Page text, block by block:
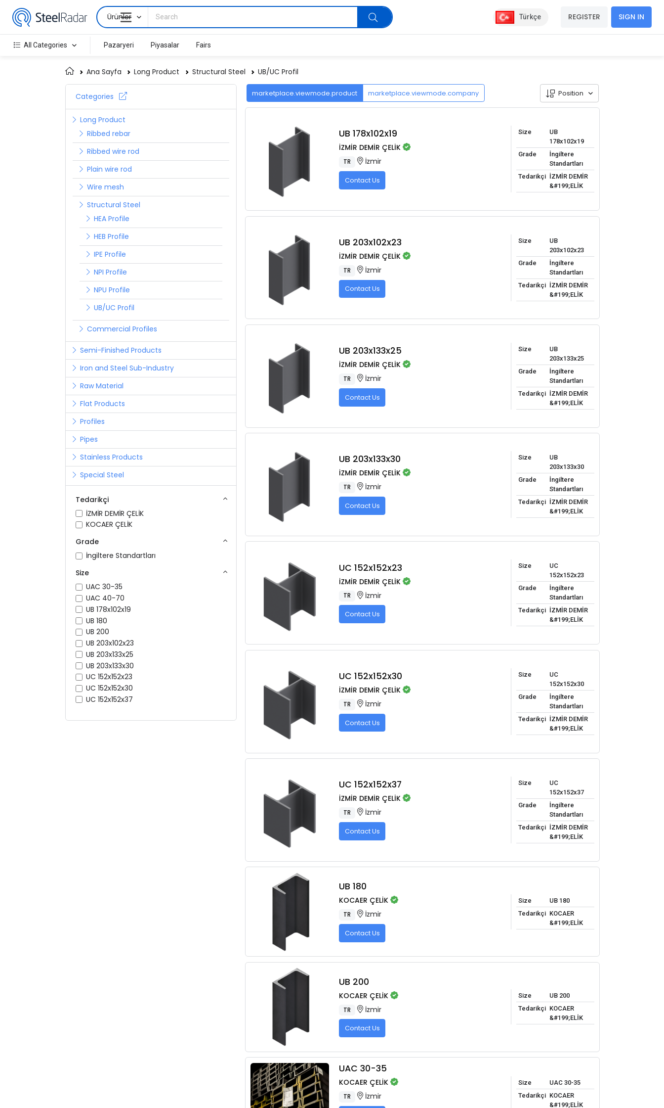
Ürünler Türkçe REGISTER SIGN IN
All Categories Pazaryeri Piyasalar Fairs
Ana Sayfa Long Product Structural Steel UB/UC Profil
Categories
Long Product
Ribbed rebar
Ribbed wire rod
Plain wire rod
Wire mesh
Structural Steel
HEA Profile
HEB Profile
IPE Profile
NPI Profile
NPU Profile
UB/UC Profil
Commercial Profiles
Semi-Finished Products
Iron and Steel Sub-Industry
Raw Material
Flat Products
Profiles
Pipes
Stainless Products
Special Steel
Tedarikçi
İZMİR DEMİR ÇELİK
KOCAER ÇELİK
Grade
İngiltere Standartları
Size
UAC 30-35
UAC 40-70
UB 178x102x19
UB 180
UB 200
UB 203x102x23
UB 203x133x25
UB 203x133x30
UC 152x152x23
UC 152x152x30
UC 152x152x37
marketplace.viewmode.product marketplace.viewmode.company Position
UB 178x102x19
İZMİR DEMİR ÇELİK
TR İzmir
Contact Us
Size
UB
178x102x19
Grade
İngiltere
Standartları
Tedarikçi İZMİR DEMİR
&#199;ELİK
UB 203x102x23
İZMİR DEMİR ÇELİK
TR İzmir
Contact Us
Size
UB
203x102x23
Grade
İngiltere
Standartları
Tedarikçi İZMİR DEMİR
&#199;ELİK
UB 203x133x25
İZMİR DEMİR ÇELİK
TR İzmir
Contact Us
Size
UB
203x133x25
Grade
İngiltere
Standartları
Tedarikçi İZMİR DEMİR
&#199;ELİK
UB 203x133x30
İZMİR DEMİR ÇELİK
TR İzmir
Contact Us
Size
UB
203x133x30
Grade
İngiltere
Standartları
Tedarikçi İZMİR DEMİR
&#199;ELİK
UC 152x152x23
İZMİR DEMİR ÇELİK
TR İzmir
Contact Us
Size
UC
152x152x23
Grade
İngiltere
Standartları
Tedarikçi İZMİR DEMİR
&#199;ELİK
UC 152x152x30
İZMİR DEMİR ÇELİK
TR İzmir
Contact Us
Size
UC
152x152x30
Grade
İngiltere
Standartları
Tedarikçi İZMİR DEMİR
&#199;ELİK
UC 152x152x37
İZMİR DEMİR ÇELİK
TR İzmir
Contact Us
Size
UC
152x152x37
Grade
İngiltere
Standartları
Tedarikçi İZMİR DEMİR
&#199;ELİK
UB 180
KOCAER ÇELİK
TR İzmir
Contact Us
Size
UB 180
Tedarikçi KOCAER
&#199;ELİK
UB 200
KOCAER ÇELİK
TR İzmir
Contact Us
Size
UB 200
Tedarikçi KOCAER
&#199;ELİK
UAC 30-35
KOCAER ÇELİK
TR İzmir
Size
UAC 30-35
Tedarikçi KOCAER
&#199;ELİK